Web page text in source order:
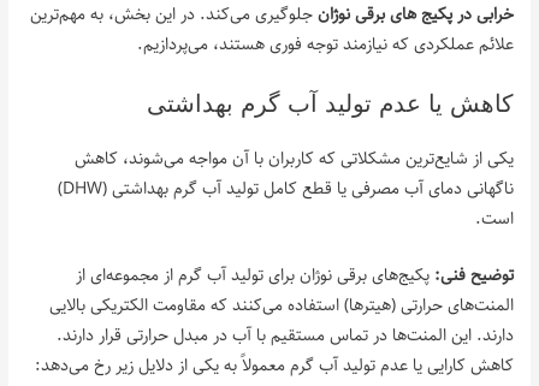
خرابی در پکیج‌ های برقی نوژانجلوگیری می‌کند. در این بخش، به مهم‌ترین
علائم عملکردی که نیازمند توجه فوری هستند، می‌پردازیم.
کاهش یا عدم تولید آب گرم بهداشتی
یکی از شایع‌ترین مشکلاتی که کاربران با آن مواجه می‌شوند، کاهش
ناگهانی دمای آب مصرفی یا قطع کامل تولید آب گرم بهداشتی (DHW)
است.
توضیح فنی: پکیج‌های برقی نوژان برای تولید آب گرم از مجموعه‌ای از
المنت‌های حرارتی (هیترها) استفاده می‌کنند که مقاومت الکتریکی بالایی
دارند. این المنت‌ها در تماس مستقیم با آب در مبدل حرارتی قرار دارند.
کاهش کارایی یا عدم تولید آب گرم معمولاً به یکی از دلایل زیر رخ می‌دهد: